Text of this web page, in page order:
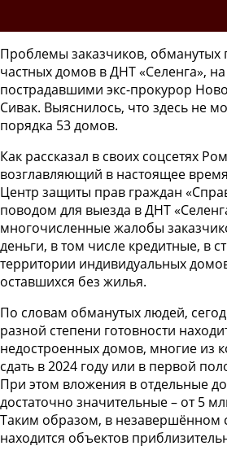
Проблемы заказчиков, обманутых
частных домов в ДНТ «Селенга»,
пострадавшими экс-прокурор
Сивак. Выяснилось, что здесь не
порядка 53 домов.
Как рассказал в своих соцсетях
возглавляющий в настоящее
Центр защиты прав граждан
поводом для выезда в ДНТ
многочисленные жалобы
деньги, в том числе кредитные, в
территории индивидуальных
оставшихся без жилья.
По словам обманутых людей,
разной степени готовности
недостроенных домов, многие из
сдать в 2024 году или в первой
При этом вложения в отдельные
достаточно значительные – от 5
Таким образом, в незавершённом
находится объектов